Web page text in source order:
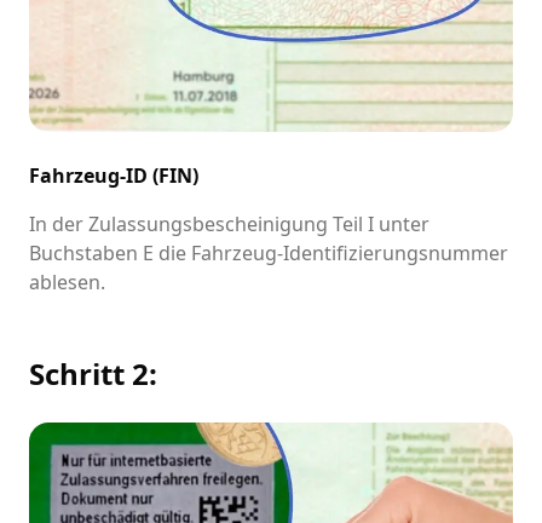
Fahrzeug-ID (FIN)
In der Zulassungsbescheinigung Teil I unter
Buchstaben E die Fahrzeug-Identifizierungsnummer
ablesen.
Schritt 2: